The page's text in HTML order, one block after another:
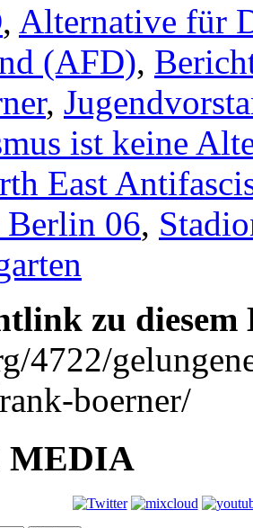
, Alternative für
(AFD),
,
ist keine
East
06,
zu
4722/
boerner/
MEDIA